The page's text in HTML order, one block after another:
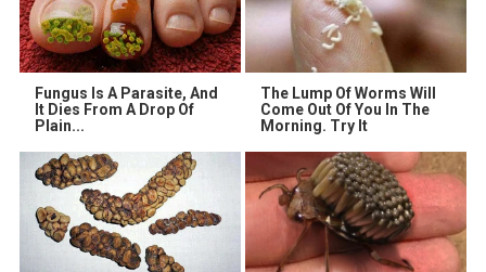
Fungus Is A Parasite, And
It Dies From A Drop Of
Plain...
The Lump Of Worms Will
Come Out Of You In The
Morning. Try It